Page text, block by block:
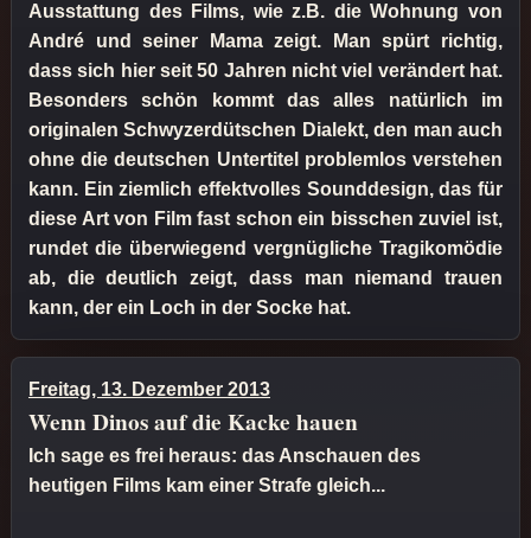
Ausstattung des Films, wie z.B. die Wohnung von
André und seiner Mama zeigt. Man spürt richtig,
dass sich hier seit 50 Jahren nicht viel verändert hat.
Besonders schön kommt das alles natürlich im
originalen Schwyzerdütschen Dialekt, den man auch
ohne die deutschen Untertitel problemlos verstehen
kann. Ein ziemlich effektvolles Sounddesign, das für
diese Art von Film fast schon ein bisschen zuviel ist,
rundet die überwiegend vergnügliche Tragikomödie
ab, die deutlich zeigt, dass man niemand trauen
kann, der ein Loch in der Socke hat.
Freitag, 13. Dezember 2013
Wenn Dinos auf die Kacke hauen
Ich sage es frei heraus: das Anschauen des
heutigen Films kam einer Strafe gleich...